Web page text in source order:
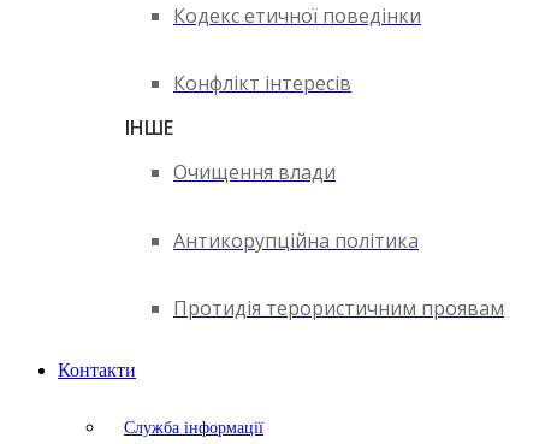
Кодекс етичної поведінки
Конфлікт інтересів
ІНШЕ
Очищення влади
Антикорупційна політика
Протидія терористичним проявам
Контакти
Служба інформації